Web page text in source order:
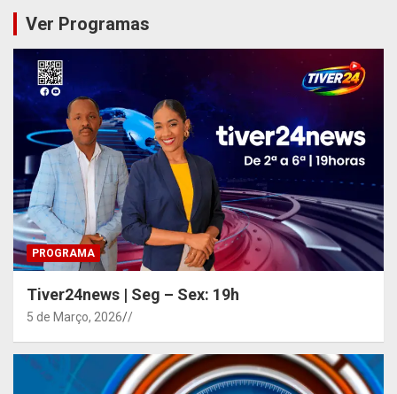
Ver Programas
PROGRAMA
Tiver24news | Seg – Sex: 19h
5 de Março, 2026 /